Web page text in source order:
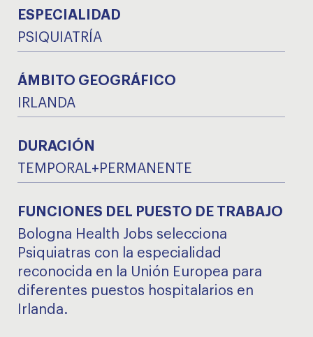
ESPECIALIDAD
PSIQUIATRÍA
ÁMBITO GEOGRÁFICO
IRLANDA
DURACIÓN
TEMPORAL+PERMANENTE
FUNCIONES DEL PUESTO DE TRABAJO
Bologna Health Jobs selecciona
Psiquiatras con la especialidad
reconocida en la Unión Europea para
diferentes puestos hospitalarios en
Irlanda.